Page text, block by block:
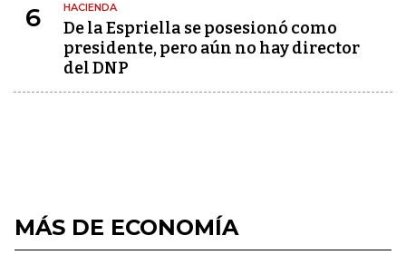
6 HACIENDA
De la Espriella se posesionó como
presidente, pero aún no hay director
del DNP
MÁS DE ECONOMÍA